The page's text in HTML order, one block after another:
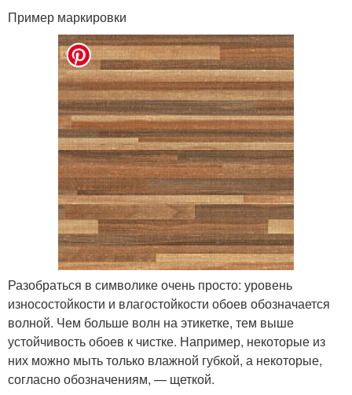
Пример маркировки
Разобраться в символике очень просто: уровень
износостойкости и влагостойкости обоев обозначается
волной. Чем больше волн на этикетке, тем выше
устойчивость обоев к чистке. Например, некоторые из
них можно мыть только влажной губкой, а некоторые,
согласно обозначениям, — щеткой.